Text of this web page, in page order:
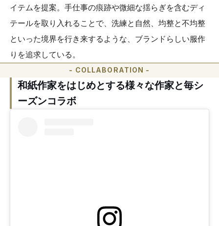
イテムを提案。手仕事の痕跡や微細な揺らぎを含むディ
テールを取り入れることで、洗練と自然、均整と不均整
といった境界を行き来するような、ブランドらしい服作
りを追求している。
- COLLABORATION -
和紙作家をはじめとする様々な作家と毎シ
ーズンコラボ